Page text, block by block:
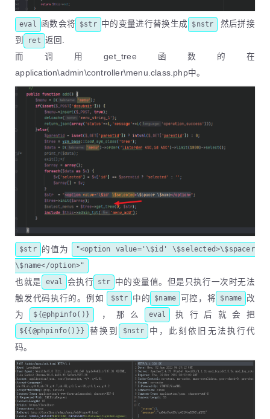
eval 函数会将 $str 中的变量进行替换生成 $nstr
然后拼接
到
ret 返回.
而调用get_tree函数的在
application\admin\controller\menu.class.php中。
$str 的值为
"<option value='\$id' \$selected>\$spacer
\$name</option>"
也就是 eval 会执行 str
中的变量值。但是只执行一次时无法
触发代码执行的。例如
$str 中的 $name 可控，将 $name
改
为
${@phpinfo()} ，那么 eval 执行后就会把
${{@phpinfo()}} 替换到 $nstr
中，此刻依旧无法执行代
码。